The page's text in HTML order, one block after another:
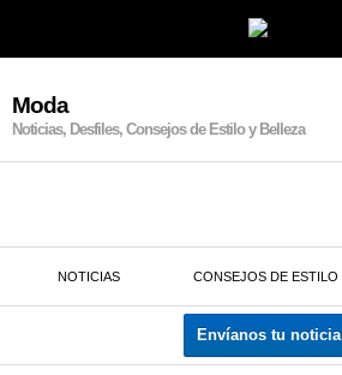
Moda
Noticias, Desfiles, Consejos de Estilo y Belleza
NOTICIAS CONSEJOS DE ESTILO
Envíanos tu noticia